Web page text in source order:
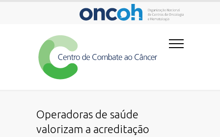
Operadoras de saúde
valorizam a acreditação